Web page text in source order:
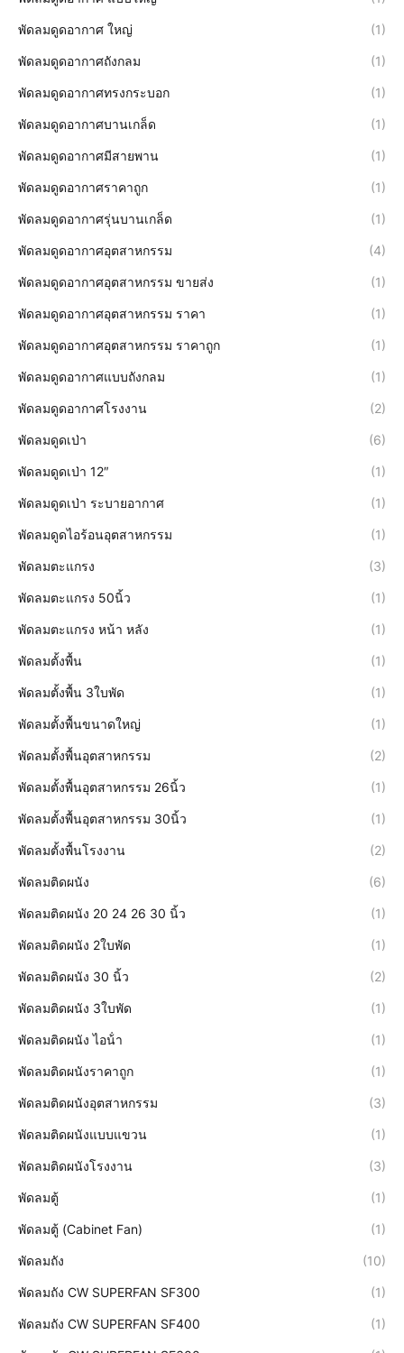
พัดลมดูดอากาศ ใหญ่ (1)
พัดลมดูดอากาศถังกลม (1)
พัดลมดูดอากาศทรงกระบอก (1)
พัดลมดูดอากาศบานเกล็ด (1)
พัดลมดูดอากาศมีสายพาน (1)
พัดลมดูดอากาศราคาถูก (1)
พัดลมดูดอากาศรุ่นบานเกล็ด (1)
พัดลมดูดอากาศอุตสาหกรรม (4)
พัดลมดูดอากาศอุตสาหกรรม ขายส่ง (1)
พัดลมดูดอากาศอุตสาหกรรม ราคา (1)
พัดลมดูดอากาศอุตสาหกรรม ราคาถูก (1)
พัดลมดูดอากาศแบบถังกลม (1)
พัดลมดูดอากาศโรงงาน (2)
พัดลมดูดเป่า (6)
พัดลมดูดเป่า 12″ (1)
พัดลมดูดเป่า ระบายอากาศ (1)
พัดลมดูดไอร้อนอุตสาหกรรม (1)
พัดลมตะแกรง (3)
พัดลมตะแกรง 50นิ้ว (1)
พัดลมตะแกรง หน้า หลัง (1)
พัดลมตั้งพื้น (1)
พัดลมตั้งพื้น 3ใบพัด (1)
พัดลมตั้งพื้นขนาดใหญ่ (1)
พัดลมตั้งพื้นอุตสาหกรรม (2)
พัดลมตั้งพื้นอุตสาหกรรม 26นิ้ว (1)
พัดลมตั้งพื้นอุตสาหกรรม 30นิ้ว (1)
พัดลมตั้งพื้นโรงงาน (2)
พัดลมติดผนัง (6)
พัดลมติดผนัง 20 24 26 30 นิ้ว (1)
พัดลมติดผนัง 2ใบพัด (1)
พัดลมติดผนัง 30 นิ้ว (2)
พัดลมติดผนัง 3ใบพัด (1)
พัดลมติดผนัง ไอน้ํา (1)
พัดลมติดผนังราคาถูก (1)
พัดลมติดผนังอุตสาหกรรม (3)
พัดลมติดผนังแบบแขวน (1)
พัดลมติดผนังโรงงาน (3)
พัดลมตู้ (1)
พัดลมตู้ (Cabinet Fan) (1)
พัดลมถัง (10)
พัดลมถัง CW SUPERFAN SF300 (1)
พัดลมถัง CW SUPERFAN SF400 (1)